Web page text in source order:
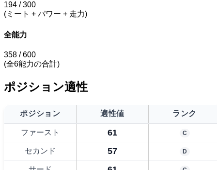
194 / 300
(ミート + パワー + 走力)
全能力
358 / 600
(全6能力の合計)
ポジション適性
ポジション 適性値 ランク
ファースト 61 C
セカンド 57 D